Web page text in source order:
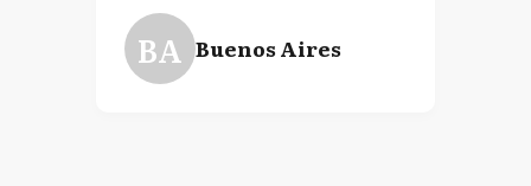
BA Buenos Aires